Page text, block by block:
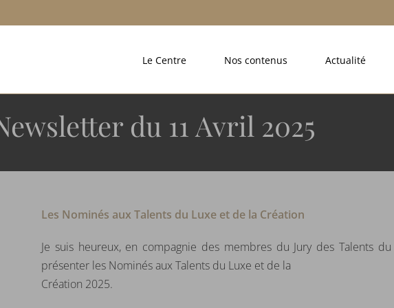
Le Centre Nos contenus Actualité
du 11 Avril 2025
Les Nominés aux Talents du Luxe et de la Création
Je suis heureux, en compagnie des membres du Jury des Talents
présenter les Nominés aux Talents du Luxe et de la
Création 2025.